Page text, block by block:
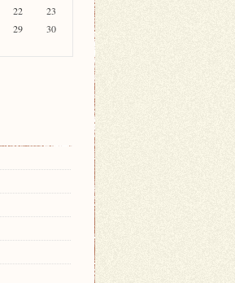
22
23
29
30